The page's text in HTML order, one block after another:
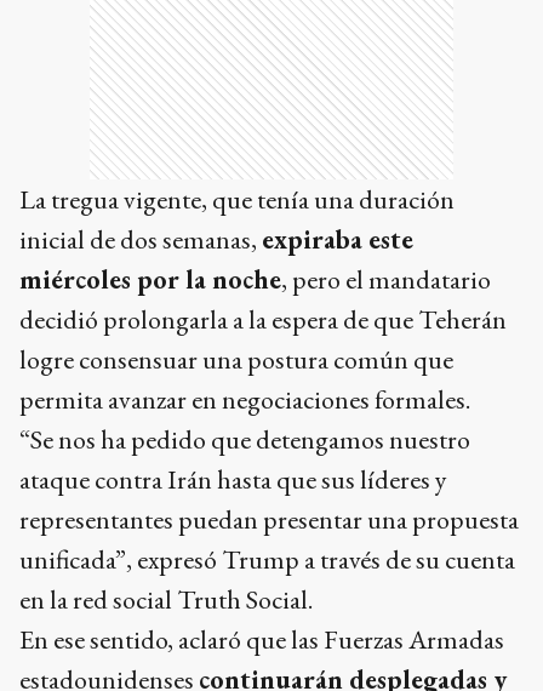
La tregua vigente, que tenía una duración
inicial de dos semanas, expiraba este
miércoles por la noche, pero el mandatario
decidió prolongarla a la espera de que Teherán
logre consensuar una postura común que
permita avanzar en negociaciones formales.
“Se nos ha pedido que detengamos nuestro
ataque contra Irán hasta que sus líderes y
representantes puedan presentar una propuesta
unificada”, expresó Trump a través de su cuenta
en la red social Truth Social.
En ese sentido, aclaró que las Fuerzas Armadas
estadounidenses continuarán desplegadas y